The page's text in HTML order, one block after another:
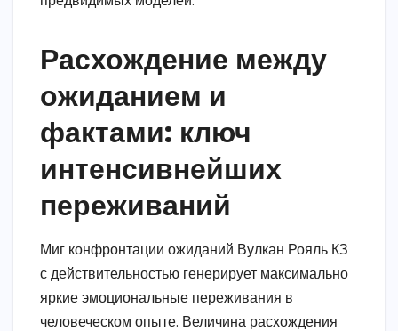
Расхождение между
ожиданием и
фактами: ключ
интенсивнейших
переживаний
Миг конфронтации ожиданий Вулкан Рояль КЗ
с действительностью генерирует максимально
яркие эмоциональные переживания в
человеческом опыте. Величина расхождения